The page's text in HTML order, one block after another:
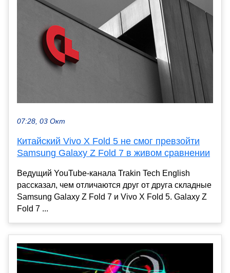
07:28, 03 Окт
Китайский Vivo X Fold 5 не смог превзойти
Samsung Galaxy Z Fold 7 в живом сравнении
Ведущий YouTube-канала Trakin Tech English
рассказал, чем отличаются друг от друга складные
Samsung Galaxy Z Fold 7 и Vivo X Fold 5. Galaxy Z
Fold 7 ...